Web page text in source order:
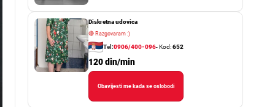
Diskretna udovica
🔴Razgovaram :)
Tel:0906/400-096- Kod:652
120 din/min
Obavijesti me kada se oslobodi